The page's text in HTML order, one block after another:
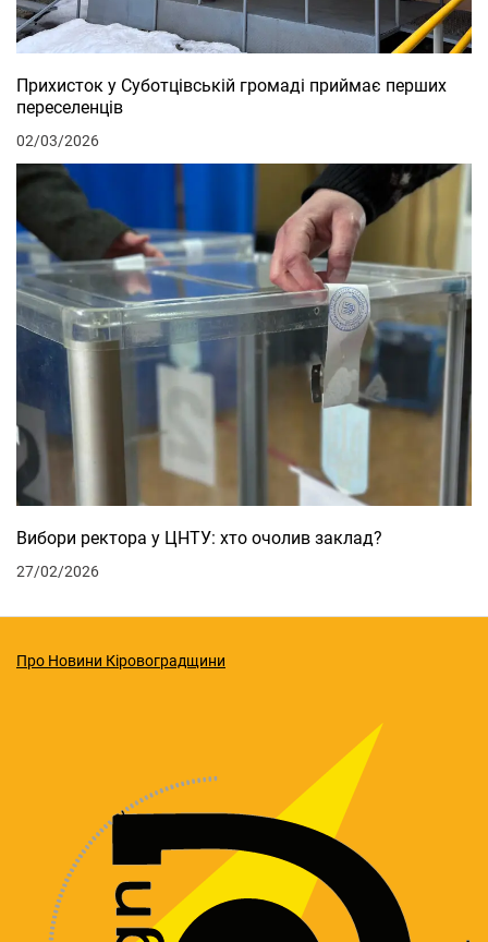
Прихисток у Суботцівській громаді приймає перших
переселенців
02/03/2026
Вибори ректора у ЦНТУ: хто очолив заклад?
27/02/2026
Про Новини Кіровоградщини